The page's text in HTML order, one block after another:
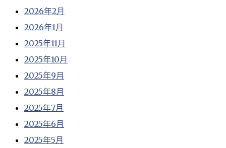
2026年2月
2026年1月
2025年11月
2025年10月
2025年9月
2025年8月
2025年7月
2025年6月
2025年5月